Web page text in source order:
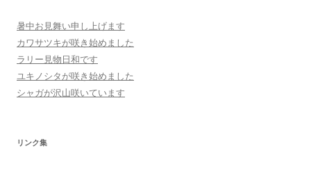
暑中お見舞い申し上げます
カワサツキが咲き始めました
ラリー見物日和です
ユキノシタが咲き始めました
シャガが沢山咲いています
リンク集